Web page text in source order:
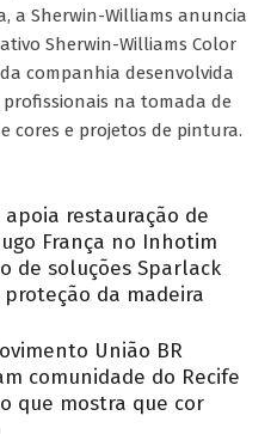
a Sherwin-Williams anuncia
Sherwin-Williams Color
companhia desenvolvida
na tomada de
cores e projetos de pintura.
apoia restauração de
França no Inhotim
de soluções Sparlack
da madeira
União BR
comunidade do Recife
que mostra que cor